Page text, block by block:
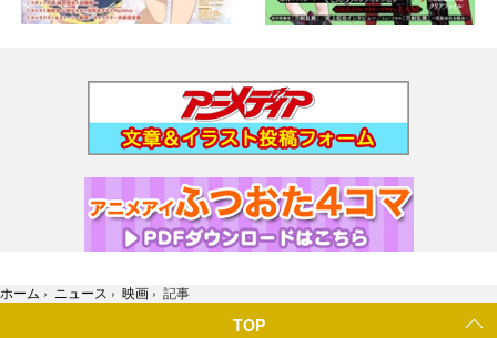
ホーム › ニュース › 映画 › 記事
TOP